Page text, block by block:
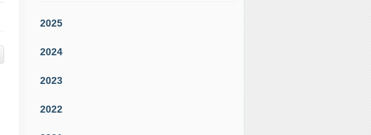
2025
2024
2023
2022